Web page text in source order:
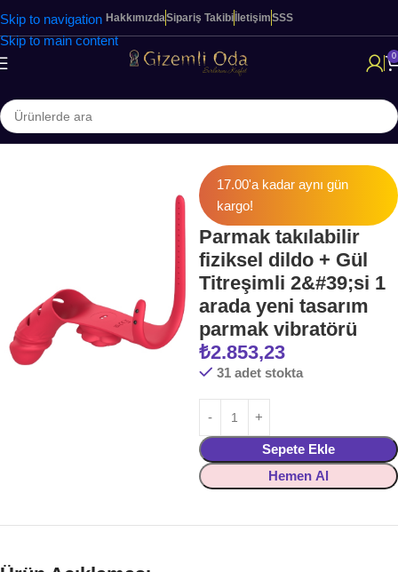
Skip to navigation
Skip to main content
HakkımızdaSipariş Takibi İletişimSSS
0
Sayfa KADINLARA ÖZEL ÜRÜNLER Realistik Dildo & Vibratörler
17.00'a kadar aynı gün
kargo!
Parmak takılabilir
fiziksel dildo + Gül
Titreşimli 2&#39;si 1
arada yeni tasarım
parmak vibratörü
₺2.853,23
31 adet stokta
Sepete Ekle
Hemen Al